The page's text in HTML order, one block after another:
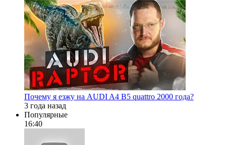
Почему я езжу на AUDI A4 B5 quattro 2000 года?
3 года назад
Популярные
16:40